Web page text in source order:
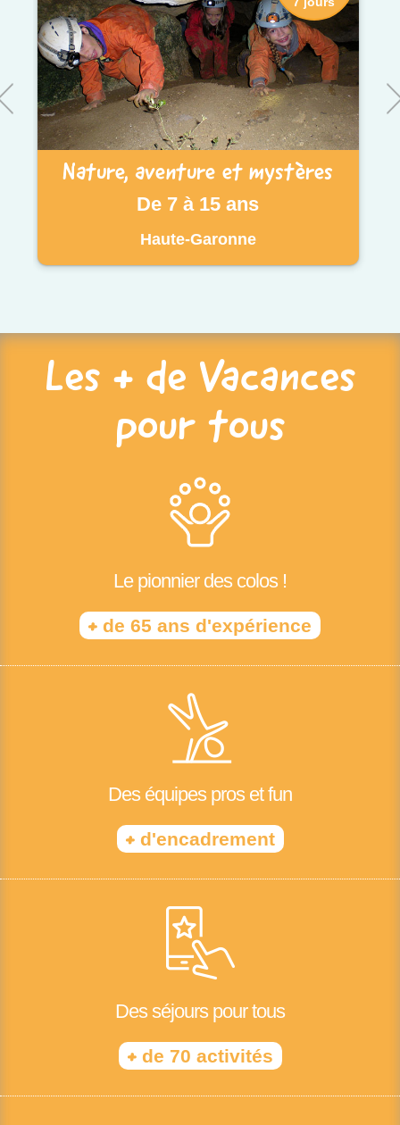
Nature, aventure et mystères
De 7 à 15 ans
Haute-Garonne
Les + de Vacances
pour tous
Le pionnier des colos !
+ de 65 ans d'expérience
Des équipes pros et fun
+d'encadrement
Des séjours pour tous
+de 70 activités